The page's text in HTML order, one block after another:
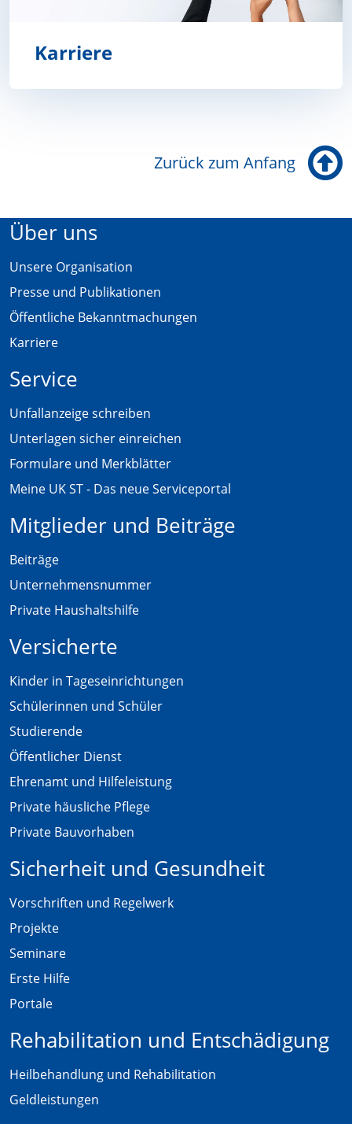
Karriere
Zurück zum Anfang
Über uns
Unsere Organisation
Presse und Publikationen
Öffentliche Bekanntmachungen
Karriere
Service
Unfallanzeige schreiben
Unterlagen sicher einreichen
Formulare und Merkblätter
Meine UK ST - Das neue Serviceportal
Mitglieder und Beiträge
Beiträge
Unternehmensnummer
Private Haushaltshilfe
Versicherte
Kinder in Tageseinrichtungen
Schülerinnen und Schüler
Studierende
Öffentlicher Dienst
Ehrenamt und Hilfeleistung
Private häusliche Pflege
Private Bauvorhaben
Sicherheit und Gesundheit
Vorschriften und Regelwerk
Projekte
Seminare
Erste Hilfe
Portale
Rehabilitation und Entschädigung
Heilbehandlung und Rehabilitation
Geldleistungen